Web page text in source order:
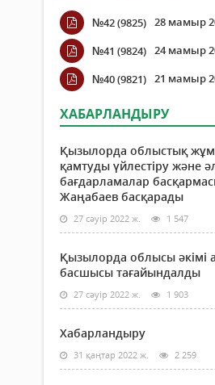
№42 (9825) 28 мамыр
№41 (9824) 24 мамыр
№40 (9821) 21 мамыр
ХАБАРЛАНДЫРУ
Қызылорда облыстық
қамтуды үйлестіру және
бағдарламалар
Жаңабаев басқарады
27 сәуір 2022 ж. 1 547
Қызылорда облысы әкімі
басшысы тағайындалды
27 сәуір 2022 ж. 1 903
Хабарландыру
31 қаңтар 2022 ж. 2 259